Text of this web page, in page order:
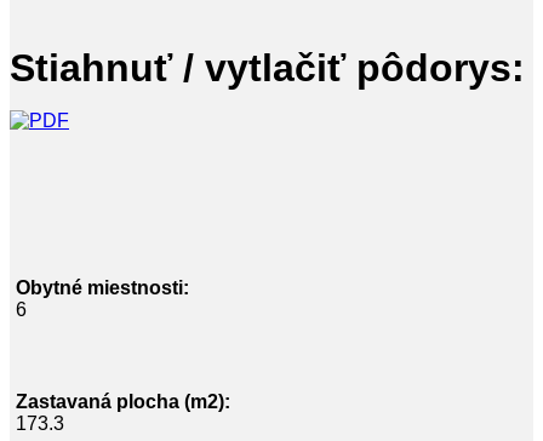
Stiahnuť / vytlačiť pôdorys:
Obytné miestnosti:
6
Zastavaná plocha (m2):
173.3